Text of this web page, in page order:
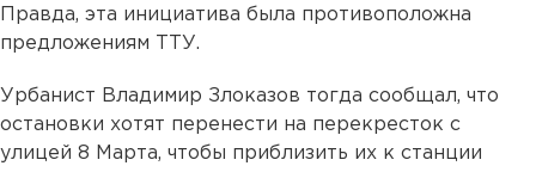
Правда, эта инициатива была противоположна
предложениям ТТУ.
Урбанист Владимир Злоказов тогда сообщал, что
остановки хотят перенести на перекресток с
улицей 8 Марта, чтобы приблизить их к станции